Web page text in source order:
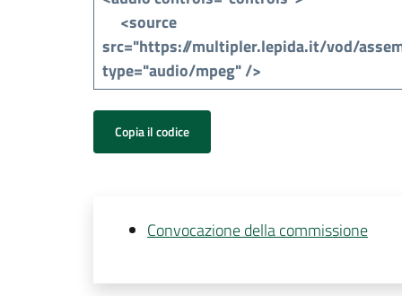
Copia il codice
Convocazione della commissione